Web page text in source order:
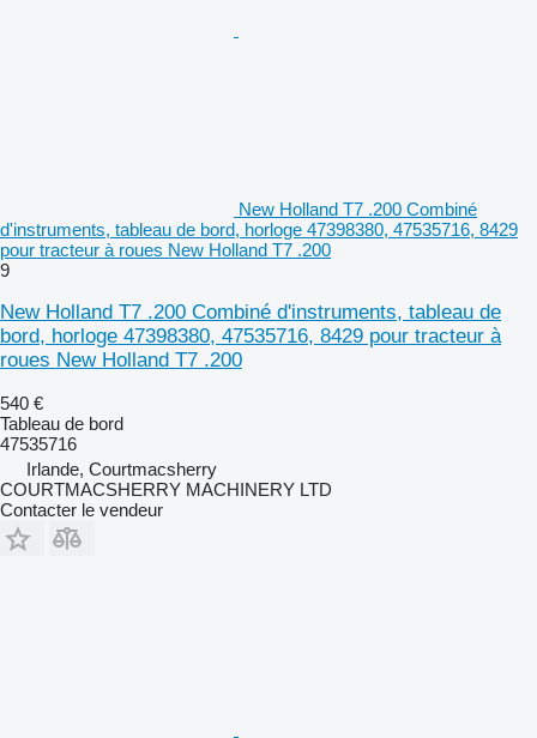
New Holland T7 .200 Combiné
d'instruments, tableau de bord, horloge 47398380, 47535716, 8429
pour tracteur à roues New Holland T7 .200
9
New Holland T7 .200 Combiné d'instruments, tableau de
bord, horloge 47398380, 47535716, 8429 pour tracteur à
roues New Holland T7 .200
540 €
Tableau de bord
47535716
Irlande, Courtmacsherry
COURTMACSHERRY MACHINERY LTD
Contacter le vendeur